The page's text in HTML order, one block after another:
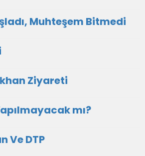
Muhteşem Bitmedi
Ziyareti
mı?
Ve DTP